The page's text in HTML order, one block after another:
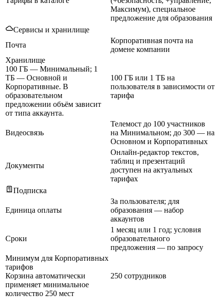
Максимум), специальное
предложение для образования
Сервисы и хранилище
Почта
Корпоративная почта на
домене компании
Хранилище
100 ГБ — Минимальный; 1
ТБ — Основной и
Корпоративные. В
образовательном
предложении объём зависит
от типа аккаунта.
100 ГБ или 1 ТБ на
пользователя в зависимости от
тарифа
Видеосвязь
Телемост до 100 участников
на Минимальном; до 300 — на
Основном и Корпоративных
Документы
Онлайн-редактор текстов,
таблиц и презентаций
доступен на актуальных
тарифах
Подписка
Единица оплаты
За пользователя; для
образования — набор
аккаунтов
Сроки
1 месяц или 1 год; условия
образовательного
предложения — по запросу
Минимум для Корпоративных
тарифов
Корзина автоматически
применяет минимальное
количество 250 мест
250 сотрудников